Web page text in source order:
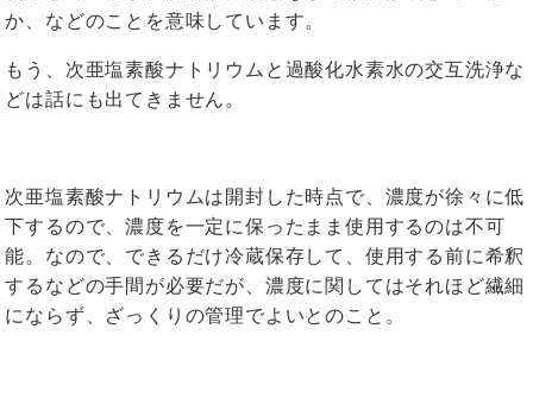
か、などのことを意味しています。
もう、次亜塩素酸ナトリウムと過酸化水素水の交互洗浄な
どは話にも出てきません。
次亜塩素酸ナトリウムは開封した時点で、濃度が徐々に低
下するので、濃度を一定に保ったまま使用するのは不可
能。なので、できるだけ冷蔵保存して、使用する前に希釈
するなどの手間が必要だが、濃度に関してはそれほど繊細
にならず、ざっくりの管理でよいとのこと。